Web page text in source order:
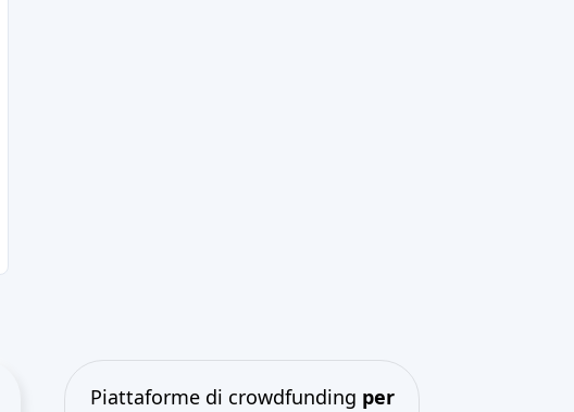
Piattaforme di crowdfunding per